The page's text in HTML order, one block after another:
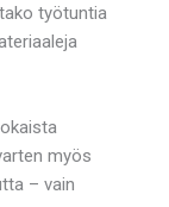
työtuntia
myös
– vain